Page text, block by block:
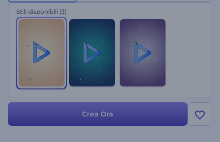
traccia musicale e seleziona il tuo stile di colore preferito. Inizia
subito!
Stili disponibili (3)
Crea Ora